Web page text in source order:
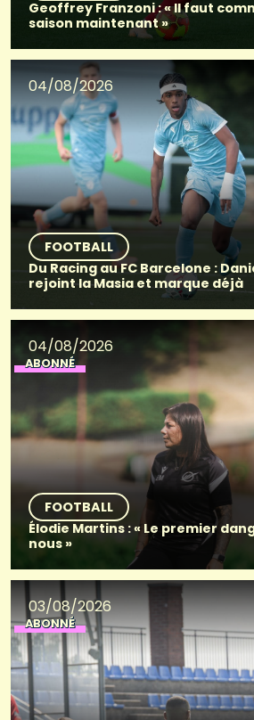
Geoffrey Franzoni : « Il faut
saison maintenant »
04/08/2026
FOOTBALL
Du Racing au FC Barcelone :
rejoint la Masia et marque déjà
04/08/2026
ABONNÉ
FOOTBALL
Élodie Martins : « Le premier
nous »
03/08/2026
ABONNÉ